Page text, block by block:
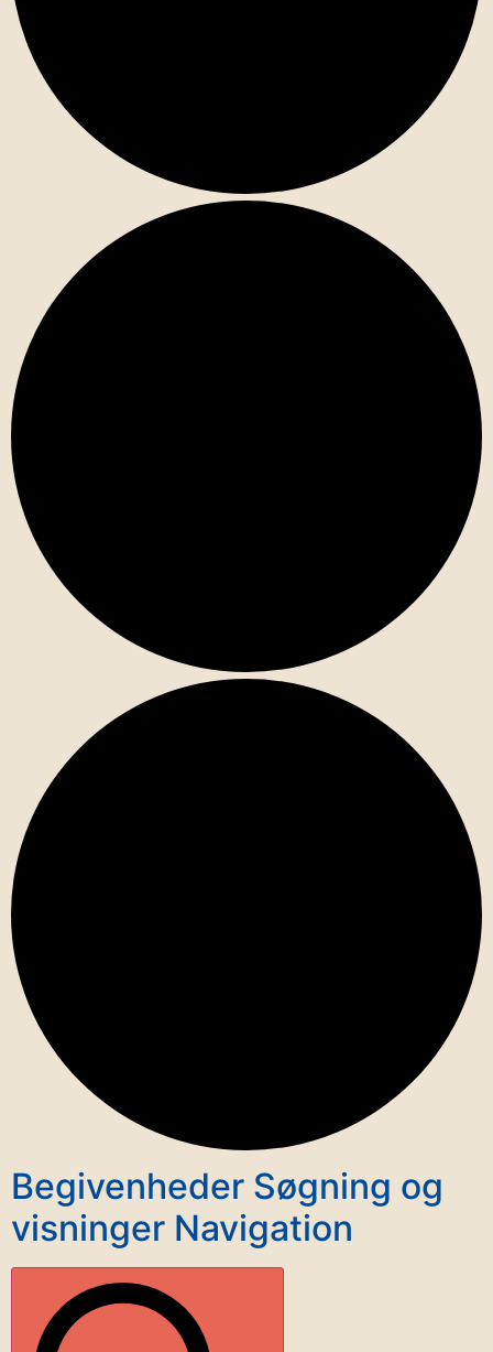
Begivenheder Søgning og
visninger Navigation